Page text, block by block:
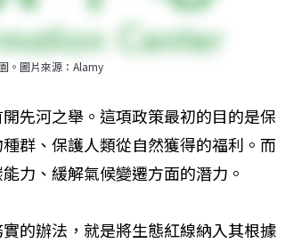
。圖片來源：Alamy
先河之舉。這項政策最初的目的是保
群、保護人類從自然獲得的福利。而
力、緩解氣候變遷方面的潛力。
的辦法，就是將生態紅線納入其根據